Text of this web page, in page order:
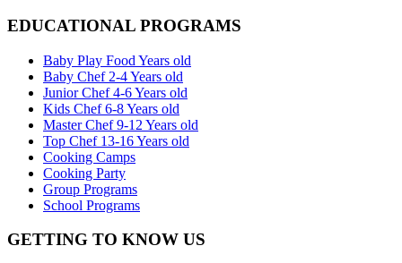
EDUCATIONAL PROGRAMS
Baby Play Food Years old
Baby Chef 2-4 Years old
Junior Chef 4-6 Years old
Kids Chef 6-8 Years old
Master Chef 9-12 Years old
Top Chef 13-16 Years old
Cooking Camps
Cooking Party
Group Programs
School Programs
GETTING TO KNOW US